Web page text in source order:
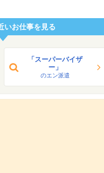
いお仕事を見る
「スーパーバイザ
ー」
のエン派遣